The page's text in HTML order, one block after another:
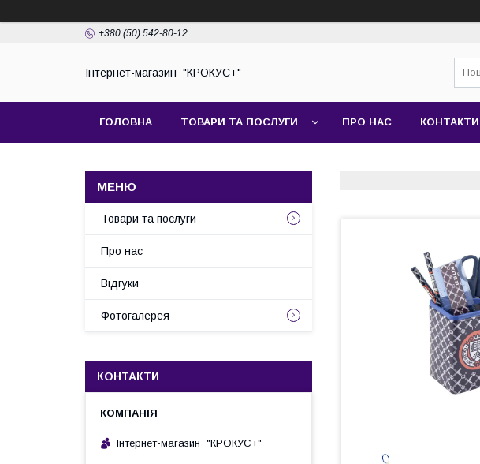
+380 (50) 542-80-12
Інтернет-магазин "КРОКУС+"
ГОЛОВНА ТОВАРИ ТА ПОСЛУГИ ПРО НАС КОНТАКТИ
Товари та послуги
Про нас
Відгуки
Фотогалерея
КОНТАКТИ
Інтернет-магазин "КРОКУС+"